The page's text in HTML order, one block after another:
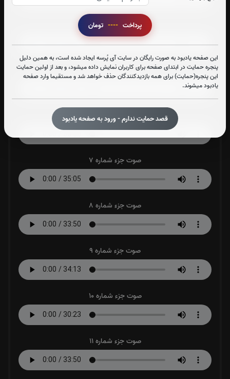
پرداخت ----
این صفحه یادبود به صورت رایگان در سایت آی پُرسه ایجاد شده است، به همین دلیل
پنجره حمایت در ابتدای صفحه برای کاربران نمایش داده میشود، و بعد از اولین حمایت
این پنجره(حمایت) برای همه بازدیدکنندگان حذف خواهد شد و مستقیما وارد صفحه
یادبود میشوند.
قصد حمایت ندارم - ورود به صفحه یادبود
صوت جزء شماره 4
صوت جزء شماره 5
صوت جزء شماره 6
صوت جزء شماره 7
صوت جزء شماره 8
صوت جزء شماره 9
صوت جزء شماره 10
صوت جزء شماره 11